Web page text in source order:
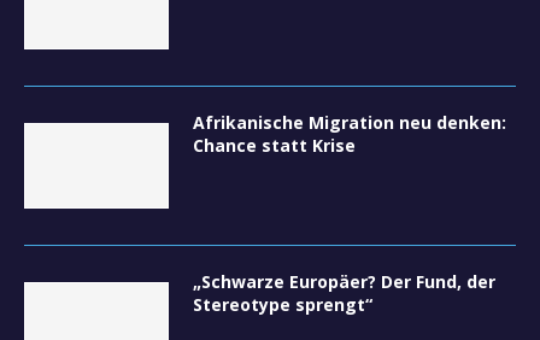
Afrikanische Migration neu denken:
Chance statt Krise
„Schwarze Europäer? Der Fund, der
Stereotype sprengt“